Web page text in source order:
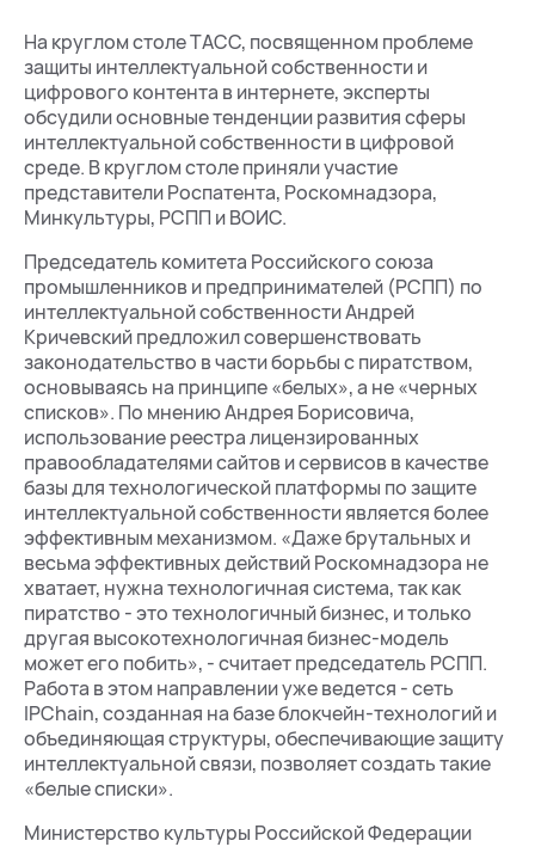
На круглом столе ТАСС, посвященном проблеме
защиты интеллектуальной собственности и
цифрового контента в интернете, эксперты
обсудили основные тенденции развития сферы
интеллектуальной собственности в цифровой
среде. В круглом столе приняли участие
представители Роспатента, Роскомнадзора,
Минкультуры, РСПП и ВОИС.
Председатель комитета Российского союза
промышленников и предпринимателей (РСПП) по
интеллектуальной собственности Андрей
Кричевский предложил совершенствовать
законодательство в части борьбы с пиратством,
основываясь на принципе «белых», а не «черных
списков». По мнению Андрея Борисовича,
использование реестра лицензированных
правообладателями сайтов и сервисов в качестве
базы для технологической платформы по защите
интеллектуальной собственности является более
эффективным механизмом. «Даже брутальных и
весьма эффективных действий Роскомнадзора не
хватает, нужна технологичная система, так как
пиратство - это технологичный бизнес, и только
другая высокотехнологичная бизнес-модель
может его побить», - считает председатель РСПП.
Работа в этом направлении уже ведется - сеть
IPChain, созданная на базе блокчейн-технологий и
объединяющая структуры, обеспечивающие защиту
интеллектуальной связи, позволяет создать такие
«белые списки».
Министерство культуры Российской Федерации